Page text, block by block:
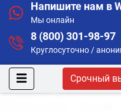
Напишите нам в
Мы онлайн
8 (800) 301-98-97
Круглосуточно /
Срочный